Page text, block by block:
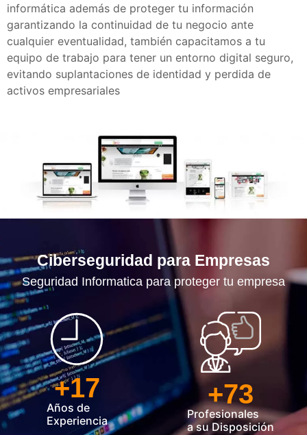
informática además de proteger tu información
garantizando la continuidad de tu negocio ante
cualquier eventualidad, también capacitamos a tu
equipo de trabajo para tener un entorno digital seguro,
evitando suplantaciones de identidad y perdida de
activos empresariales
Ciberseguridad para Empresas
Seguridad Informatica para proteger tu empresa​
Años de
Experiencia
+17
Profesionales
a su Disposición
+73